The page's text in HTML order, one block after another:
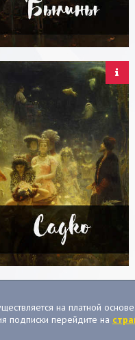
на платной
подписки перейдите на